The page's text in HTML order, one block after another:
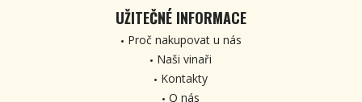
UŽITEČNÉ INFORMACE
Proč nakupovat u nás
Naši vinaři
Kontakty
O nás